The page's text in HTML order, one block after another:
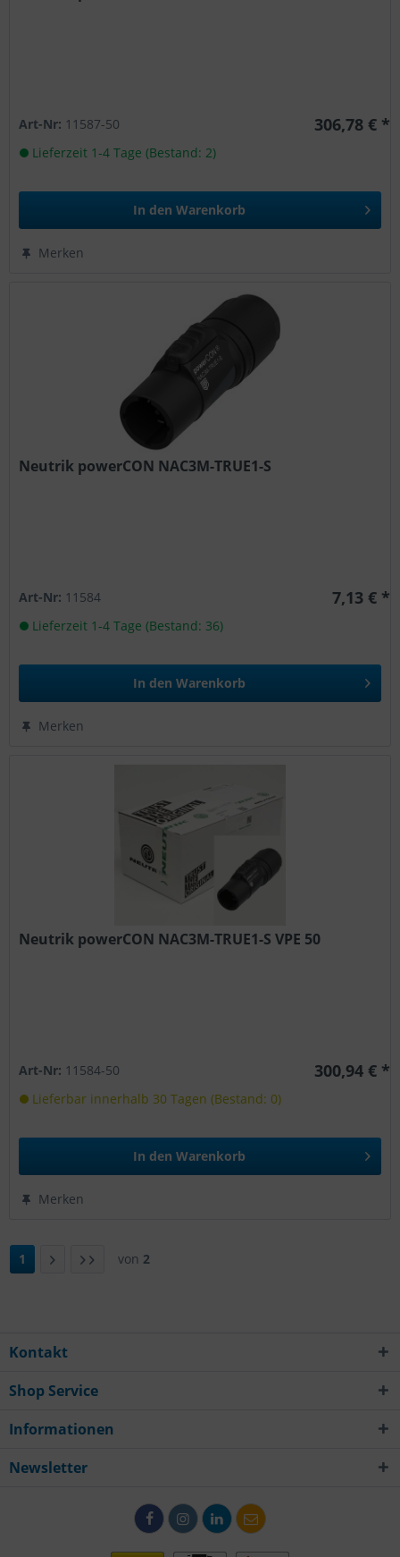
Art-Nr: 11587-50 306,78 € *
Lieferzeit 1-4 Tage (Bestand: 2)
In den Warenkorb
Merken
Neutrik powerCON NAC3M-TRUE1-S
Art-Nr: 11584 7,13 € *
Lieferzeit 1-4 Tage (Bestand: 36)
In den Warenkorb
Merken
Neutrik powerCON NAC3M-TRUE1-S VPE 50
Art-Nr: 11584-50 300,94 € *
Lieferbar innerhalb 30 Tagen (Bestand: 0)
In den Warenkorb
Merken
1 von 2
Kontakt
Shop Service
Informationen
Newsletter